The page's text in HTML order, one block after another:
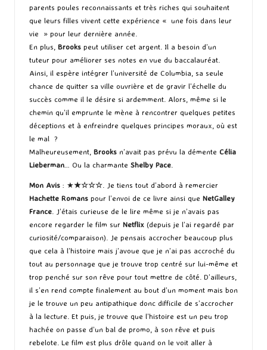
parents poules reconnaissants et très riches qui souhaitent
que leurs filles vivent cette expérience « une fois dans leur
vie » pour leur dernière année.
En plus, Brooks peut utiliser cet argent. Il a besoin d’un
tuteur pour améliorer ses notes en vue du baccalauréat.
Ainsi, il espère intégrer l’université de Columbia, sa seule
chance de quitter sa ville ouvrière et de gravir l’échelle du
succès comme il le désire si ardemment. Alors, même si le
chemin qu’il emprunte le mène à rencontrer quelques petites
déceptions et à enfreindre quelques principes moraux, où est
le mal ?
Malheureusement, Brooks n’avait pas prévu la démente Célia
Lieberman… Ou la charmante Shelby Pace.
Mon Avis : ★★☆☆☆. Je tiens tout d’abord à remercier
Hachette Romans pour l’envoi de ce livre ainsi que NetGalley
France. J’étais curieuse de le lire même si je n’avais pas
encore regarder le film sur Netflix (depuis je l’ai regardé par
curiosité/comparaison). Je pensais accrocher beaucoup plus
que cela à l’histoire mais j’avoue que je n’ai pas accroché du
tout au personnage que je trouve trop centré sur lui-même et
trop penché sur son rêve pour tout mettre de côté. D’ailleurs,
il s’en rend compte finalement au bout d’un moment mais bon
je le trouve un peu antipathique donc difficile de s’accrocher
à la lecture. Et puis, je trouve que l’histoire est un peu trop
hachée on passe d’un bal de promo, à son rêve et puis
rebelote. Le film est plus drôle quand on le voit aller à